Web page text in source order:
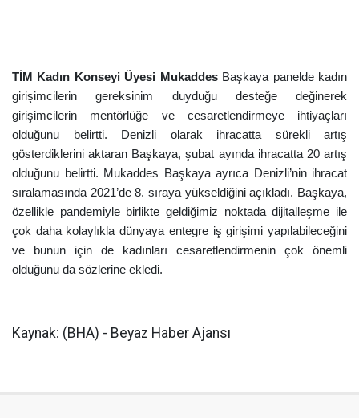
TİM Kadın Konseyi Üyesi Mukaddes Başkaya panelde kadın
girişimcilerin gereksinim duyduğu desteğe değinerek
girişimcilerin mentörlüğe ve cesaretlendirmeye ihtiyaçları
olduğunu belirtti. Denizli olarak ihracatta sürekli artış
gösterdiklerini aktaran Başkaya, şubat ayında ihracatta 20 artış
olduğunu belirtti. Mukaddes Başkaya ayrıca Denizli’nin ihracat
sıralamasında 2021’de 8. sıraya yükseldiğini açıkladı. Başkaya,
özellikle pandemiyle birlikte geldiğimiz noktada dijitalleşme ile
çok daha kolaylıkla dünyaya entegre iş girişimi yapılabileceğini
ve bunun için de kadınları cesaretlendirmenin çok önemli
olduğunu da sözlerine ekledi.
Kaynak: (BHA) - Beyaz Haber Ajansı